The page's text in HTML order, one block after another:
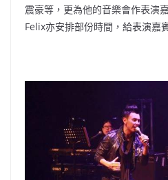
震豪等，更為他的音樂會作表演
Felix亦安排部份時間，給表演嘉